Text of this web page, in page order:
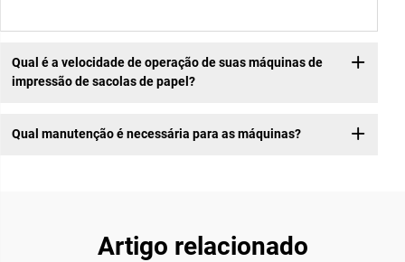
Qual é a velocidade de operação de suas máquinas de
impressão de sacolas de papel?
Qual manutenção é necessária para as máquinas?
Artigo relacionado